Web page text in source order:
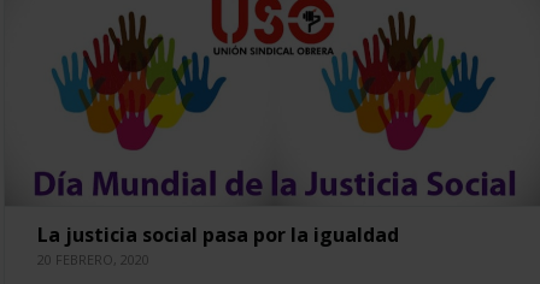
La justicia social pasa por la igualdad
20 FEBRERO, 2020